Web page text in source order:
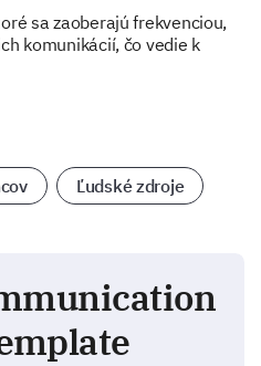
sa zaoberajú frekvenciou,
komunikácií, čo vedie k
Ľudské zdroje